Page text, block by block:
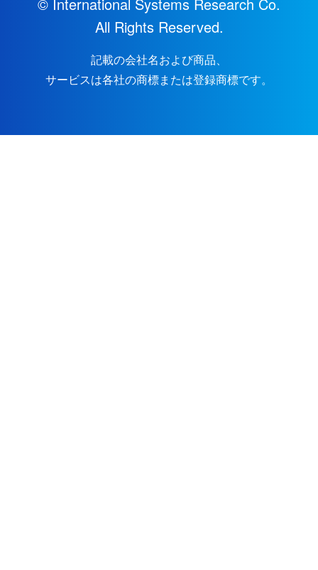
All Rights Reserved.
記載の会社名および商品、
サービスは各社の商標または登録商標です。